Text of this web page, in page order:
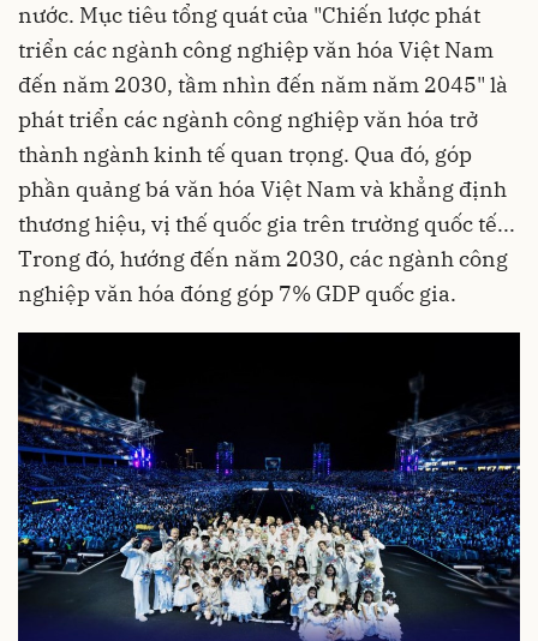
nước. Mục tiêu tổng quát của "Chiến lược phát
triển các ngành công nghiệp văn hóa Việt Nam
đến năm 2030, tầm nhìn đến năm năm 2045" là
phát triển các ngành công nghiệp văn hóa trở
thành ngành kinh tế quan trọng. Qua đó, góp
phần quảng bá văn hóa Việt Nam và khẳng định
thương hiệu, vị thế quốc gia trên trường quốc tế...
Trong đó, hướng đến năm 2030, các ngành công
nghiệp văn hóa đóng góp 7% GDP quốc gia.